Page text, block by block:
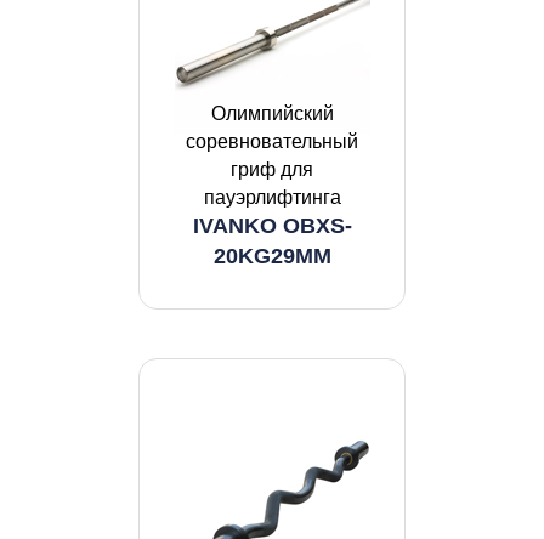
Олимпийский
соревновательный
гриф для
пауэрлифтинга
IVANKO OBXS-
20KG29MM